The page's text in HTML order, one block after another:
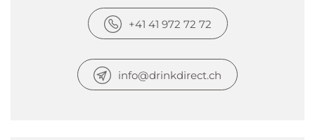
+41 41 972 72 72
info@drinkdirect.ch